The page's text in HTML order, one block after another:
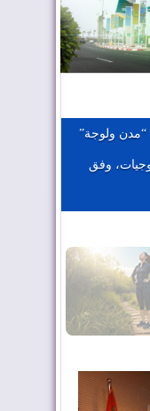
الطيران
“مدن ولوجة”
وفق